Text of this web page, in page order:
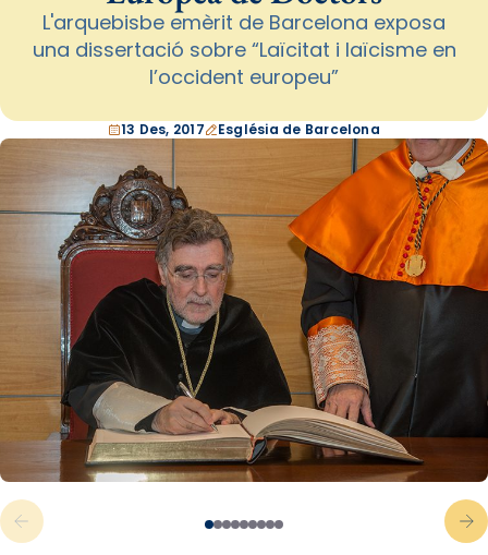
L'arquebisbe emèrit de Barcelona exposa
una dissertació sobre “Laïcitat i laïcisme en
l’occident europeu”
13 Des, 2017 Església de Barcelona